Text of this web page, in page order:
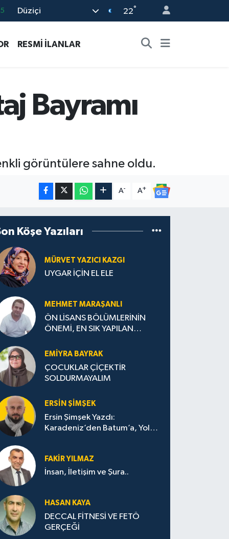
Düziçi 22°
RESMİ İLANLAR
Bayramı
görüntülere sahne oldu.
A- A+
Köşe Yazıları
MÜRVET YAZICI KAZGI
UYGAR İÇİN EL ELE
MEHMET MARAŞANLI
ÖN LİSANS BÖLÜMLERİNİN
ÖNEMİ, EN SIK YAPILAN
STRATEJİLERİ
EMIYRA BAYRAK
ÇOCUKLAR ÇİÇEKTİR
SOLDURMAYALIM
ERSIN ŞIMŞEK
Ersin Şimşek Yazdı:
Karadeniz’den Batum’a, Yolun
FAKIR YILMAZ
İnsan, İletişim ve Şura..
HASAN KAYA
DECCAL FİTNESİ VE FETÖ
GERÇEĞİ